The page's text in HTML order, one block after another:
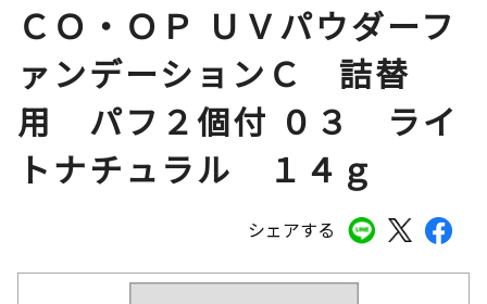
シェアする
ＣＯ・ＯＰ ＵＶパウダーフ
ァンデーションＣ 詰替
用 パフ２個付 ０３ ライ
トナチュラル １４ｇ